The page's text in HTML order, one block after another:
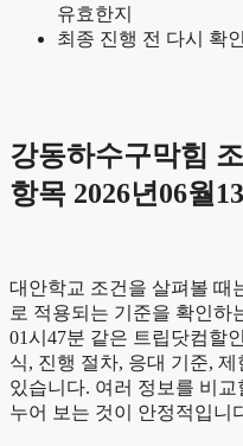
유효한지
최종 진행 전 다시 확
강동하수구막힘
항목 2026년06월
대안학교 조건을 살펴볼 때
로 적용되는 기준을 확인하
01시47분 같은 트립닷컴할
식, 진행 절차, 응대 기준,
있습니다. 여러 정보를 비
누어 보는 것이 안정적입니